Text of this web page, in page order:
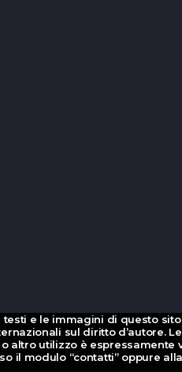
testi e le immagini di questo
sul diritto d’autore.
altro utilizzo è espressamente
il modulo “contatti” oppure